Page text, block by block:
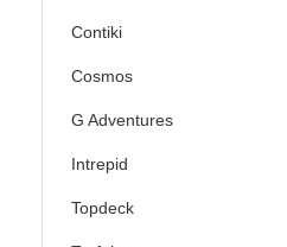
Contiki
Cosmos
G Adventures
Intrepid
Topdeck